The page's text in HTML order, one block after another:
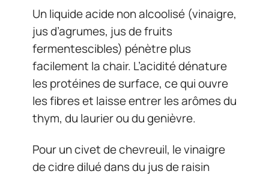
Un liquide acide non alcoolisé (vinaigre,
jus d’agrumes, jus de fruits
fermentescibles) pénètre plus
facilement la chair. L’acidité dénature
les protéines de surface, ce qui ouvre
les fibres et laisse entrer les arômes du
thym, du laurier ou du genièvre.
Pour un civet de chevreuil, le vinaigre
de cidre dilué dans du jus de raisin